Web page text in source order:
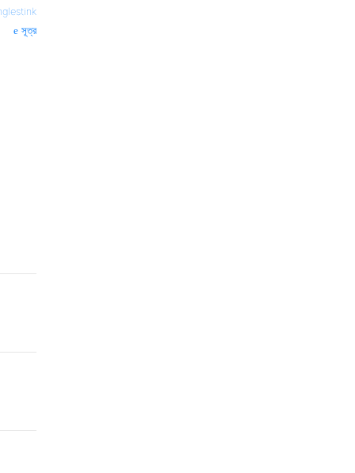
সূত্র